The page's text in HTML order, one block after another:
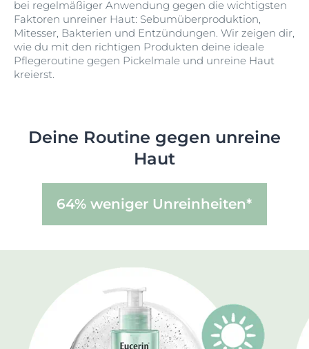
bei regelmäßiger Anwendung gegen die wichtigsten
Faktoren unreiner Haut: Sebumüberproduktion,
Mitesser, Bakterien und Entzündungen. Wir zeigen dir,
wie du mit den richtigen Produkten deine ideale
Pflegeroutine gegen Pickelmale und unreine Haut
kreierst.
Deine Routine gegen unreine
Haut
64% weniger Unreinheiten*